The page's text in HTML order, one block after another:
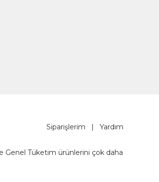
Siparişlerim | Yardım
Genel Tüketim ürünlerini çok daha